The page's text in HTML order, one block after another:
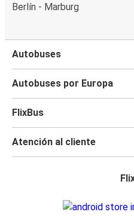
Berlín - Marburg
Autobuses
Autobuses por Europa
FlixBus
Atención al cliente